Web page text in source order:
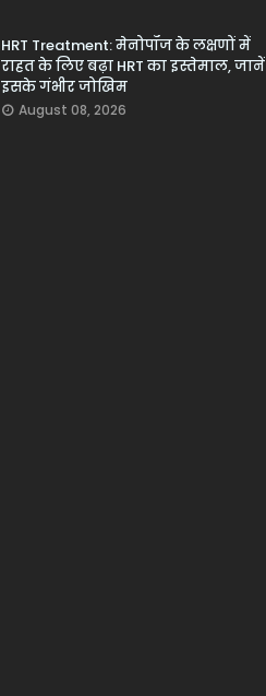
HRT Treatment: मेनोपॉज के लक्षणों में
राहत के लिए बढ़ा HRT का इस्तेमाल, जानें
इसके गंभीर जोखिम
August 08, 2026